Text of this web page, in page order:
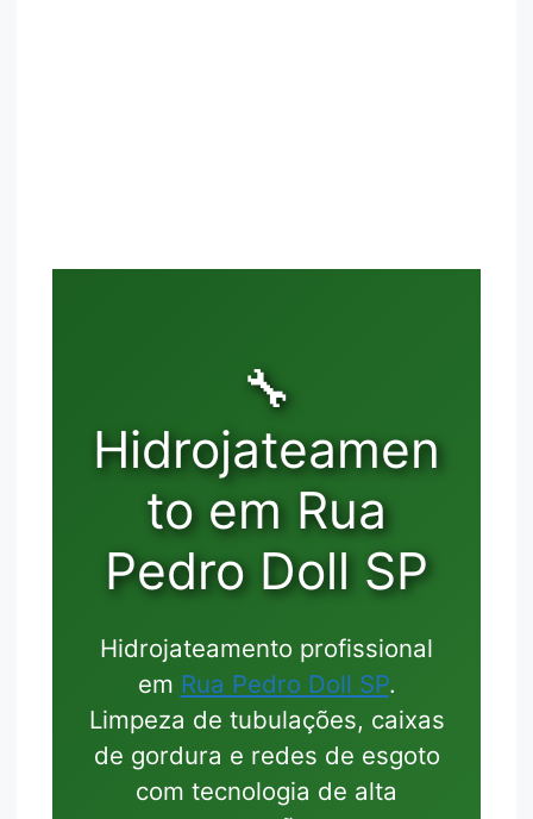
🔧
Hidrojateamen
to em Rua
Pedro Doll SP
Hidrojateamento profissional
em Rua Pedro Doll SP.
Limpeza de tubulações, caixas
de gordura e redes de esgoto
com tecnologia de alta